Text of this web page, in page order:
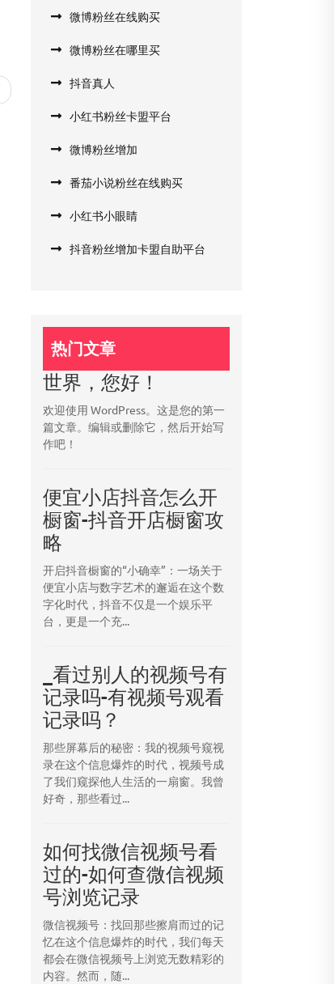
微博粉丝在线购买
微博粉丝在哪里买
抖音真人
小红书粉丝卡盟平台
微博粉丝增加
番茄小说粉丝在线购买
小红书小眼睛
抖音粉丝增加卡盟自助平台
热门文章
世界，您好！
欢迎使用 WordPress。这是您的第一
篇文章。编辑或删除它，然后开始写
作吧！
便宜小店抖音怎么开
橱窗-抖音开店橱窗攻
略
开启抖音橱窗的“小确幸”：一场关于
便宜小店与数字艺术的邂逅在这个数
字化时代，抖音不仅是一个娱乐平
台，更是一个充...
_看过别人的视频号有
记录吗-有视频号观看
记录吗？
那些屏幕后的秘密：我的视频号窥视
录在这个信息爆炸的时代，视频号成
了我们窥探他人生活的一扇窗。我曾
好奇，那些看过...
如何找微信视频号看
过的-如何查微信视频
号浏览记录
微信视频号：找回那些擦肩而过的记
忆在这个信息爆炸的时代，我们每天
都会在微信视频号上浏览无数精彩的
内容。然而，随...